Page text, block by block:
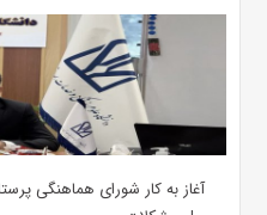
آغاز به کار شورای هماهنگی